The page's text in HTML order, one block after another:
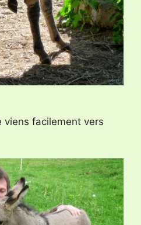
viens facilement vers